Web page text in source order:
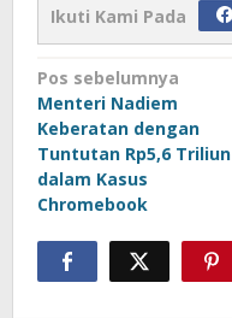
Ikuti Kami Pada
Navigasi
pos
Pos sebelumnya
Menteri Nadiem
Keberatan dengan
Tuntutan Rp5,6 Triliun
dalam Kasus
Chromebook